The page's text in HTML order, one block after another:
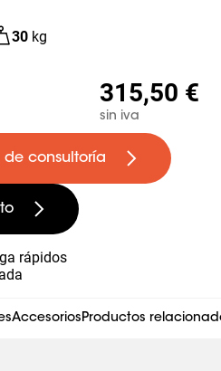
30 kg
315,50 €
sin iva
de consultoría
rápidos
AccesoriosProductos